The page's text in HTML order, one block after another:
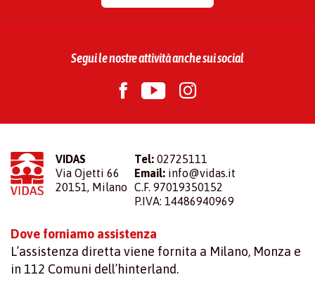
Segui le nostre attività anche sui social
VIDAS
Via Ojetti 66
20151, Milano
Tel: 02725111
Email: info@vidas.it
C.F. 97019350152
P.IVA: 14486940969
Dove forniamo assistenza
L’assistenza diretta viene fornita a Milano, Monza e
in 112 Comuni dell’hinterland.